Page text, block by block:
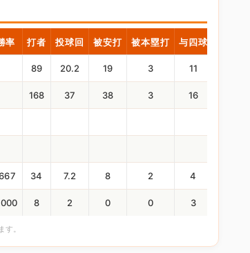
率 打者 投球回 被安打 被本塁打 与四球
89 20.2 19 3 11
168 37 38 3 16
34 7.2 8 2 4
8 2 0 0 3
。